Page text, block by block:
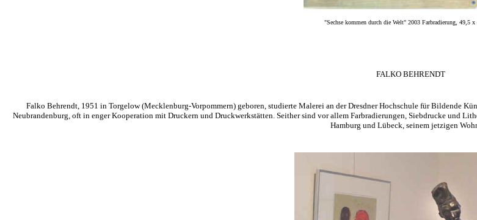
"Sechse kommen durch die Welt" 2003 Farbradierung, 49,5 x
FALKO BEHRENDT
Falko Behrendt, 1951 in Torgelow (Mecklenburg-Vorpommern) geboren, studierte Malerei an der Dresdner Hochschule für Bildende
Neubrandenburg, oft in enger Kooperation mit Druckern und Druckwerkstätten. Seither sind vor allem Farbradierungen, Siebdrucke und
Hamburg und Lübeck, seinem jetzigen